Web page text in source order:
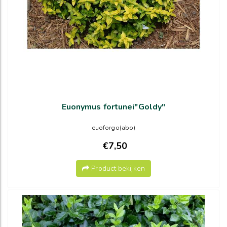
Euonymus fortunei"Goldy"
euoforgo(abo)
€7,50
Product bekijken